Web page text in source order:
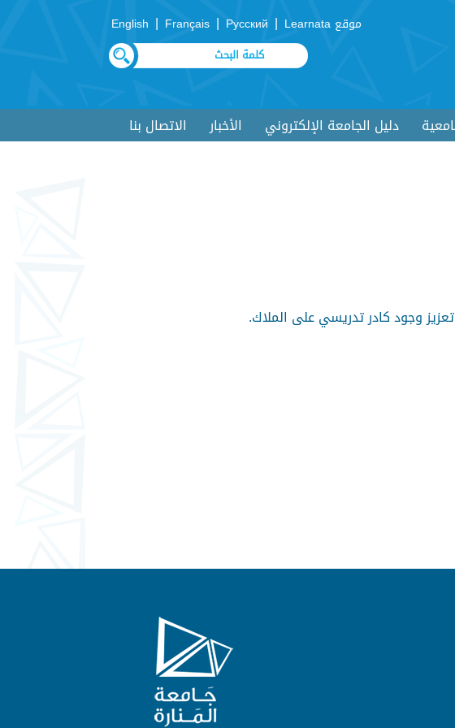
موقع Learnata |
Русский
|
Français
|
English
دليل الجامعة الإلكتروني الأخبار الاتصال بنا
وجود كادر تدريسي على الملاك.